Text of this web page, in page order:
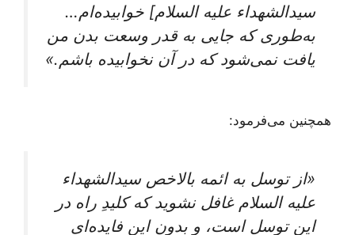
سیدالشهداء علیه السلام] خوابیده‌ام…
به‌طوری‌ که جایی به قدر وسعت بدن من
یافت نمی‌شود که در آن نخوابیده باشم.»
همچنین می‌فرمود:
«از توسل به ائمه بالاخص سیدالشهداء
علیه السلام غافل نشوید که کلیدِ راه در
این توسل است، و بدون این فایده‌ای